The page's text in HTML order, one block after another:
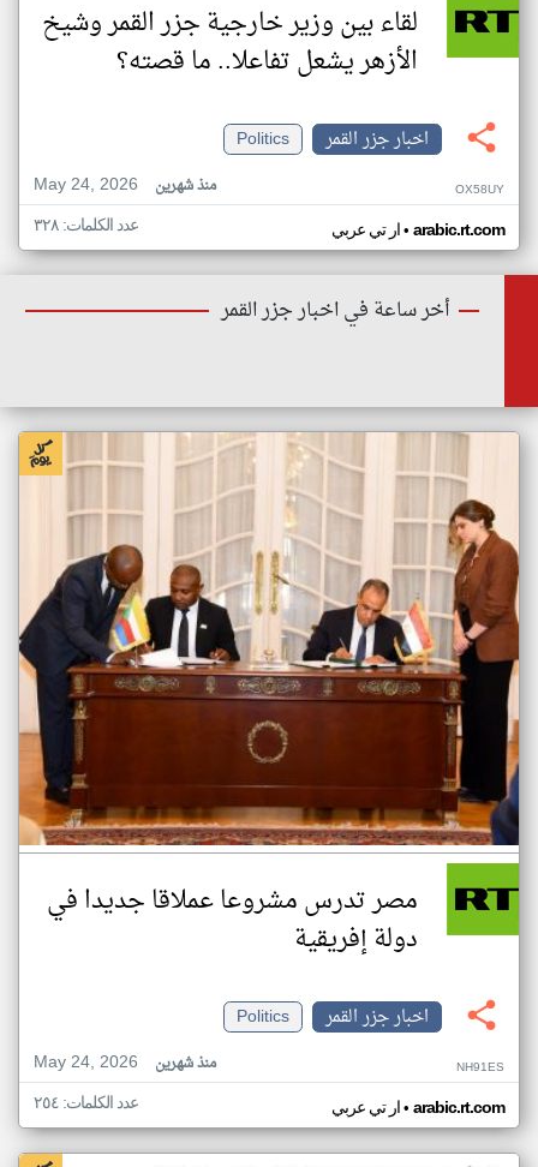
لقاء بين وزير خارجية جزر القمر وشيخ
الأزهر يشعل تفاعلا.. ما قصته؟
اخبار جزر القمر
Politics
May 24, 2026
منذ شهرين OX58UY
ار تي عربي• arabic.rt.com عدد الكلمات: ٣٢٨
أخر ساعة في اخبار جزر القمر
مصر تدرس مشروعا عملاقا جديدا في
دولة إفريقية
اخبار جزر القمر
Politics
May 24, 2026
منذ شهرين NH91ES
ار تي عربي• arabic.rt.com عدد الكلمات: ٢٥٤